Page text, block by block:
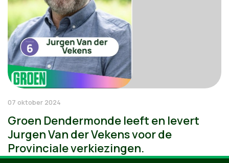
07 oktober 2024
Groen Dendermonde leeft en levert
Jurgen Van der Vekens voor de
Provinciale verkiezingen.